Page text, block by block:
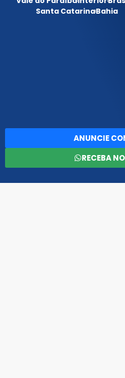
Santa CatarinaBahia
ANUNCIE
RECEBA